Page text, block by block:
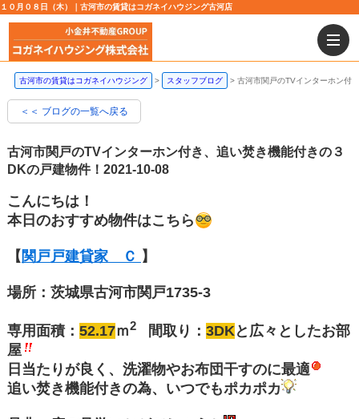
１０月０８日（木）｜古河市の賃貸はコガネイハウジング古河店
古河市の賃貸はコガネイハウジング スタッフブログ 古河市関戸のTVインターホン付
＜＜ ブログの一覧へ戻る
古河市関戸のTVインターホン付き、追い焚き機能付きの３
DKの戸建物件！ 2021-10-08
こんにちは！
本日のおすすめ物件はこちら
【 関戸戸建貸家 Ｃ 】
場所：茨城県古河市関戸1735-3
専用面積： 52.17ｍ2 間取り： 3DK と広々としたお部
屋
日当たりが良く、洗濯物やお布団干すのに最適
追い焚き機能付きの為、いつでもポカポカ